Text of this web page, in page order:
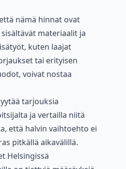
nämä hinnat ovat
materiaalit ja
kuten laajat
tai erityisen
voivat nostaa
tarjouksia
ja vertailla niitä
että halvin vaihtoehto ei
pitkällä aikavälillä.
Helsingissä